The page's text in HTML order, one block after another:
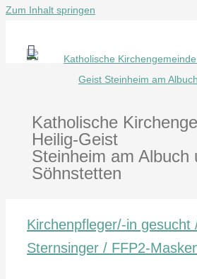
Zum Inhalt springen
Katholische
Heilig-Geist
Steinheim am Albuch
Söhnstetten
Kirchenpfleger/-in gesucht
Sternsinger / FFP2-